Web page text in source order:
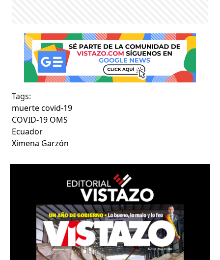
Tags:
muerte covid-19
COVID-19 OMS
Ecuador
Ximena Garzón